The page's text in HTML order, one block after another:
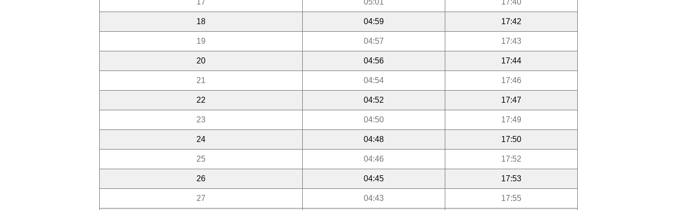
18 04:59 17:42
19 04:57 17:43
20 04:56 17:44
21 04:54 17:46
22 04:52 17:47
23 04:50 17:49
24 04:48 17:50
25 04:46 17:52
26 04:45 17:53
27 04:43 17:55